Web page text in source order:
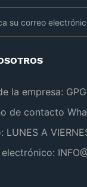
la empresa:
de contacto
LUNES A